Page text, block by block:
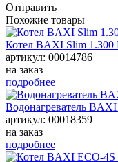
Отправить
Похожие товары
Котел BAXI Slim 1.300
артикул: 00014786
на заказ
подробнее
Водонагреватель
артикул: 00018359
на заказ
подробнее